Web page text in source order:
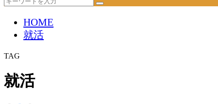
HOME
就活
TAG
就活